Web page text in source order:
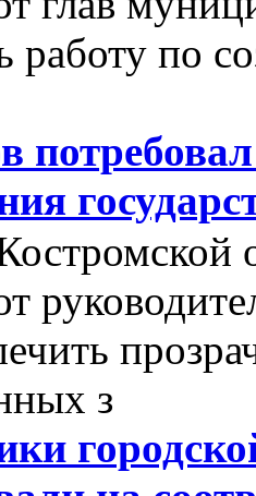
работу по
з